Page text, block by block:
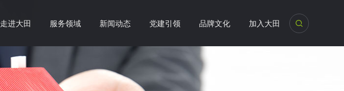
走进大田 服务领域 新闻动态 党建引领 品牌文化 加入大田